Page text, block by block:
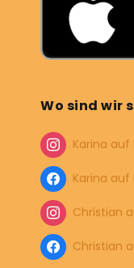
Wo sind wir
Karina
Karina auf
Christian
Christian